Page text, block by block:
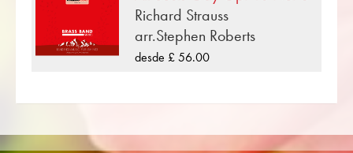
Cerca de Richard Wagner más de 100
compositores y arreglistas trabajan para la
editorial musical suiza. Además de la partitura
literatura en otros formatos como Banda de
viento juvenil, Ensamble de metales, Ensamble
Richard Strauss
arr.Stephen Roberts
desde £ 56.00